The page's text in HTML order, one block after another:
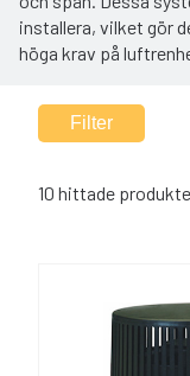
installera, vilket gör
höga krav på
Filter
10 hittade